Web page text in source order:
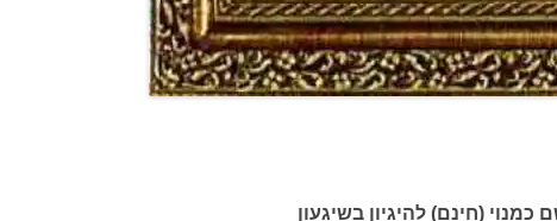
כמנוי (חינם) להיגיון בשיגעון